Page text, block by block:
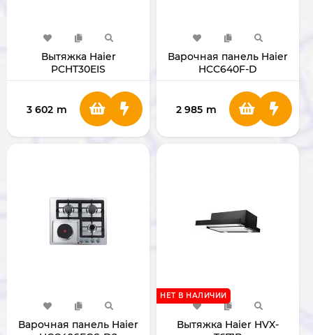
Вытяжка Haier
PCHT30EIS
3 602 m
Варочная панель Haier
HCC640F-D
2 985 m
Варочная панель Haier
Вытяжка Haier HVX-
НЕТ В НАЛИЧИИ